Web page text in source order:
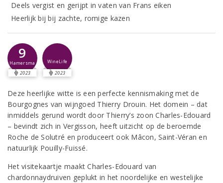
Deels vergist en gerijpt in vaten van Frans eiken
Heerlijk bij bij zachte, romige kazen
9
Hamersma
2023
WineLife
2023
Deze heerlijke witte is een perfecte kennismaking met de
Bourgognes van wijngoed Thierry Drouin. Het domein – dat
inmiddels gerund wordt door Thierry’s zoon Charles-Edouard
– bevindt zich in Vergisson, heeft uitzicht op de beroemde
Roche de Solutré en produceert ook Mâcon, Saint-Véran en
natuurlijk Pouilly-Fuissé.
Het visitekaartje maakt Charles-Edouard van
chardonnaydruiven geplukt in het noordelijke en westelijke